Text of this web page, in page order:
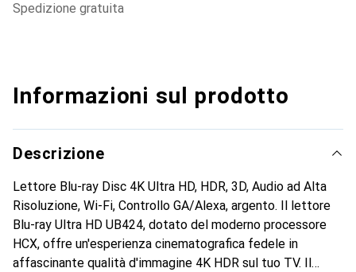
spedizione gratuita
Informazioni sul prodotto
Descrizione
Lettore Blu-ray Disc 4K Ultra HD, HDR, 3D, Audio ad Alta
Risoluzione, Wi-Fi, Controllo GA/Alexa, argento. Il lettore
Blu-ray Ultra HD UB424, dotato del moderno processore
HCX, offre un'esperienza cinematografica fedele in
affascinante qualità d'immagine 4K HDR sul tuo TV. Il